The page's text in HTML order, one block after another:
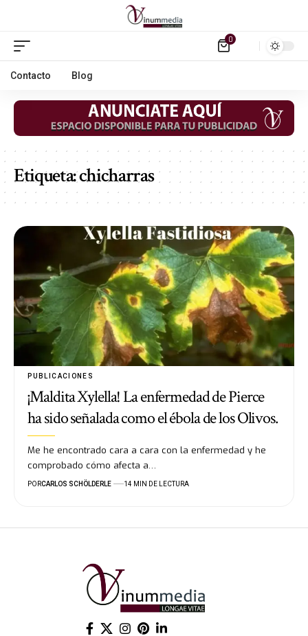
0
Contacto Blog
Etiqueta:chicharras
PUBLICACIONES
¡Maldita Xylella! La enfermedad de Pierce
ha sido señalada como el ébola de los Olivos.
Me he encontrado cara a cara con la enfermedad y he
comprobado cómo afecta a…
PORCARLOS SCHÖLDERLE 14 MIN DE LECTURA